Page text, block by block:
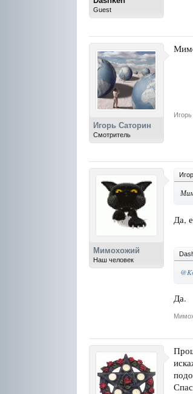
Guest
Игорь Саторин
Смотритель
Мимохожий
Наш человек
Да,
Да.